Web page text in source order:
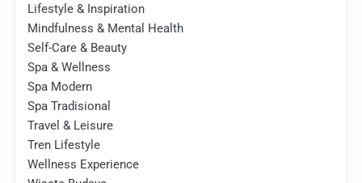
Lifestyle & Inspiration
Mindfulness & Mental Health
Self-Care & Beauty
Spa & Wellness
Spa Modern
Spa Tradisional
Travel & Leisure
Tren Lifestyle
Wellness Experience